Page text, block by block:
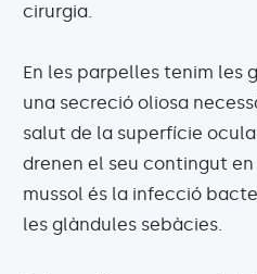
cirurgia.
En les parpelles tenim les
una secreció oliosa
salut de la superfície
drenen el seu contingut
mussol és la infecció
les glàndules sebàcies.